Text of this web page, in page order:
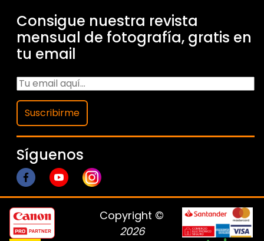
Consigue nuestra revista
mensual de fotografía, gratis en
tu email
Suscribirme
Síguenos
Copyright ©
2026